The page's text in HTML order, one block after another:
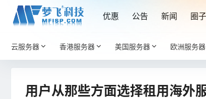
优惠 公告 新闻 圈子
云服务器 香港服务器 美国服务器 欧洲服务器
用户从那些方面选择租用海外